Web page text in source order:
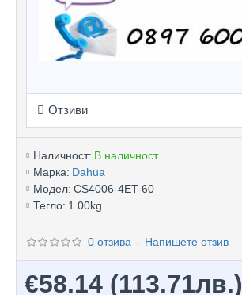
Отзиви
Наличност: В наличност
Марка: Dahua
Модел: CS4006-4ET-60
Тегло: 1.00kg
0 отзива - Напишете отзив
€58.14 (113.71лв.)